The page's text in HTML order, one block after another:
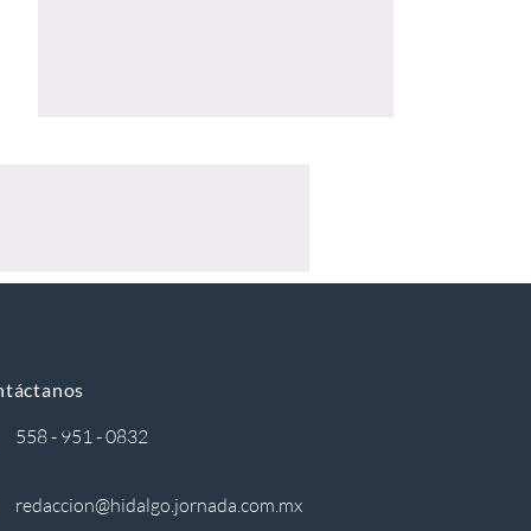
558 - 951 - 0832
redaccion@hidalgo.jornada.com.mx